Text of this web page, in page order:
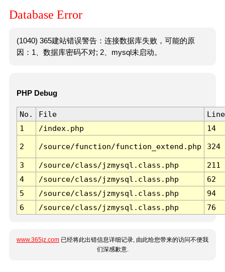
Database Error
(1040) 365建站错误警告：连接数据库失败，可能的原
因：1、数据库密码不对; 2、mysql未启动。
PHP Debug
No. File
Line
1
/index.php 14
2 /source/function/function_extend.php 324
3 /source/class/jzmysql.class.php
211
4
/source/class/jzmysql.class.php
62
5
/source/class/jzmysql.class.php
94
6
/source/class/jzmysql.class.php 76
www.365jz.com 已经将此出错信息详细记录, 由此给您带来的访问不便我
们深感歉意.